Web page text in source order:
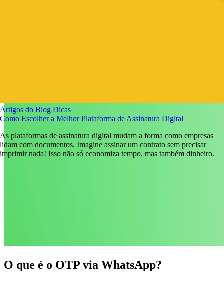
Artigos do Blog Dicas
Como Escolher a Melhor Plataforma de Assinatura Digital
As plataformas de assinatura digital mudam a forma como empresas
lidam com documentos. Imagine assinar um contrato sem precisar
imprimir nada! Isso não só economiza tempo, mas também dinheiro.
O que é o OTP via WhatsApp?